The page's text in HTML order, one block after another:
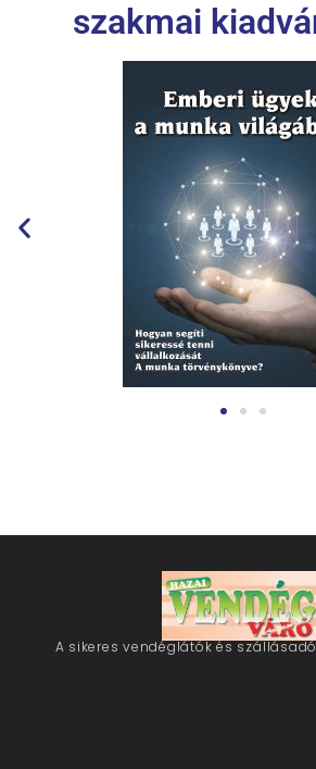
szakmai
A sikeres vendéglátók és